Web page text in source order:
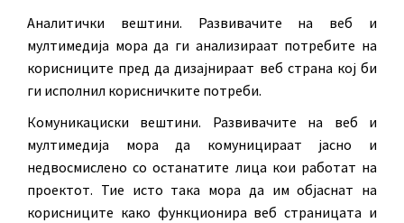
Аналитички вештини. Развивачите на веб и
мултимедија мора да ги анализираат потребите на
корисниците пред да дизајнираат веб страна кој би
ги исполнил корисничките потреби.
Комуникациски вештини. Развивачите на веб и
мултимедија мора да комуницираат јасно и
недвосмислено со останатите лица кои работат на
проектот. Тие исто така мора да им објаснат на
корисниците како функционира веб страницата и